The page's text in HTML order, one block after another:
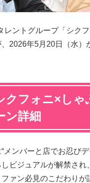
レントグループ「シク
、2026年5月20日（水）
クフォニ×し
ン詳細
メンバーと店でお忍び
ビジュアルが解禁さ
ァン必見のこだわりが